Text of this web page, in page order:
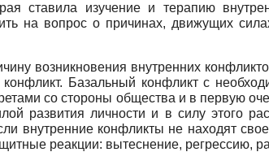
ставила изучение и терапию
на вопрос о причинах, движущих
возникновения внутренних
Базальный конфликт с
со стороны общества и в первую
развития личности и в силу этого
внутренние конфликты не находят
реакции: вытеснение, регрессию,